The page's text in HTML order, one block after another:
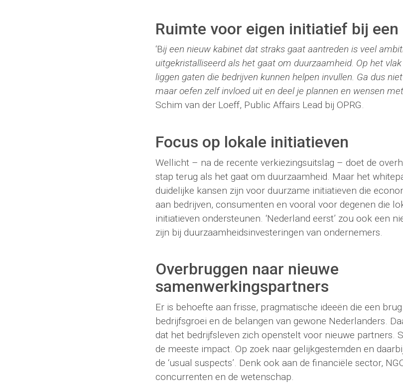
Ruimte voor eigen initiatief bij
‘Bij een nieuw kabinet dat straks gaat aantreden is veel
uitgekristalliseerd als het gaat om duurzaamheid. Op het
liggen gaten die bedrijven kunnen helpen invullen. Ga dus
maar oefen zelf invloed uit en deel je plannen en wensen met
Schim van der Loeff, Public Affairs Lead bij OPRG.
Focus op lokale initiatieven
Wellicht – na de recente verkiezingsuitslag – doet de
stap terug als het gaat om duurzaamheid. Maar het
duidelijke kansen zijn voor duurzame initiatieven die
aan bedrijven, consumenten en vooral voor degenen die
initiatieven ondersteunen. ‘Nederland eerst’ zou ook een
zijn bij duurzaamheidsinvesteringen van ondernemers.
Overbruggen naar nieuwe
samenwerkingspartners
Er is behoefte aan frisse, pragmatische ideeën die een
bedrijfsgroei en de belangen van gewone Nederlanders.
dat het bedrijfsleven zich openstelt voor nieuwe partners.
de meeste impact. Op zoek naar gelijkgestemden en
de ‘usual suspects’. Denk ook aan de financiële sector,
concurrenten en de wetenschap.